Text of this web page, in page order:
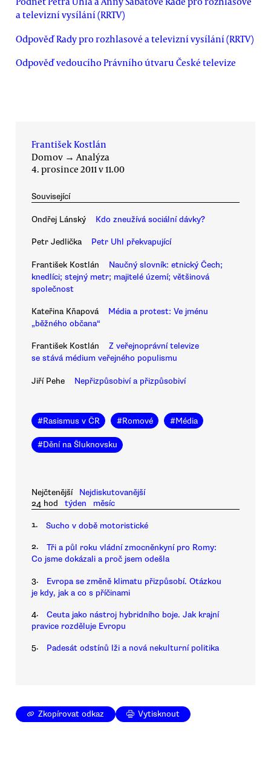
a televizní vysílání (RRTV)
Odpověď Rady pro rozhlasové a televizní vysílání (RRTV)
Odpověď vedoucího Právního útvaru České televize
František Kostlán
Domov → Analýza
4. prosince 2011 v 11.00
Související
Ondřej Lánský Kdo zneužívá sociální dávky?
Petr Jedlička Petr Uhl překvapující
František Kostlán
Naučný slovník: etnický Čech;
knedlíci; stejný metr; majitelé území; většinová
společnost
Kateřina Kňapová
Média a protest: Ve jménu
„běžného občana“
František Kostlán
Z veřejnoprávní televize
se stává médium veřejného populismu
Jiří Pehe Nepřizpůsobiví a přizpůsobiví
#Rasismus v ČR #Romové #Média
#Dění na Šluknovsku
Nejčtenější
Nejdiskutovanější
24 hod
týden měsíc
1. Sucho v době motoristické
2.
Tři a půl roku vládní zmocněnkyní pro Romy:
Co jsme dokázali a proč jsem odešla
3.
Evropa se změně klimatu přizpůsobí. Otázkou
je kdy, jak a co s příčinami
4.
Ceuta jako nástroj hybridního boje. Jak krajní
pravice rozděluje Evropu
5. Padesát odstínů lži a nová nekulturní politika
Zkopírovat odkaz Vytisknout